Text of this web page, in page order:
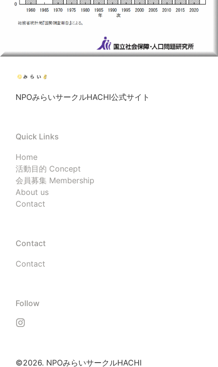
NPOみらいサークルHACHI公式サイト
Quick Links
Home
活動目的 Concept
会員募集 Membership
About us
Contact
Contact
Contact
Follow
©2026. NPOみらいサークルHACHI